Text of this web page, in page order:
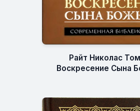
Райт Николас
Воскресение Сына